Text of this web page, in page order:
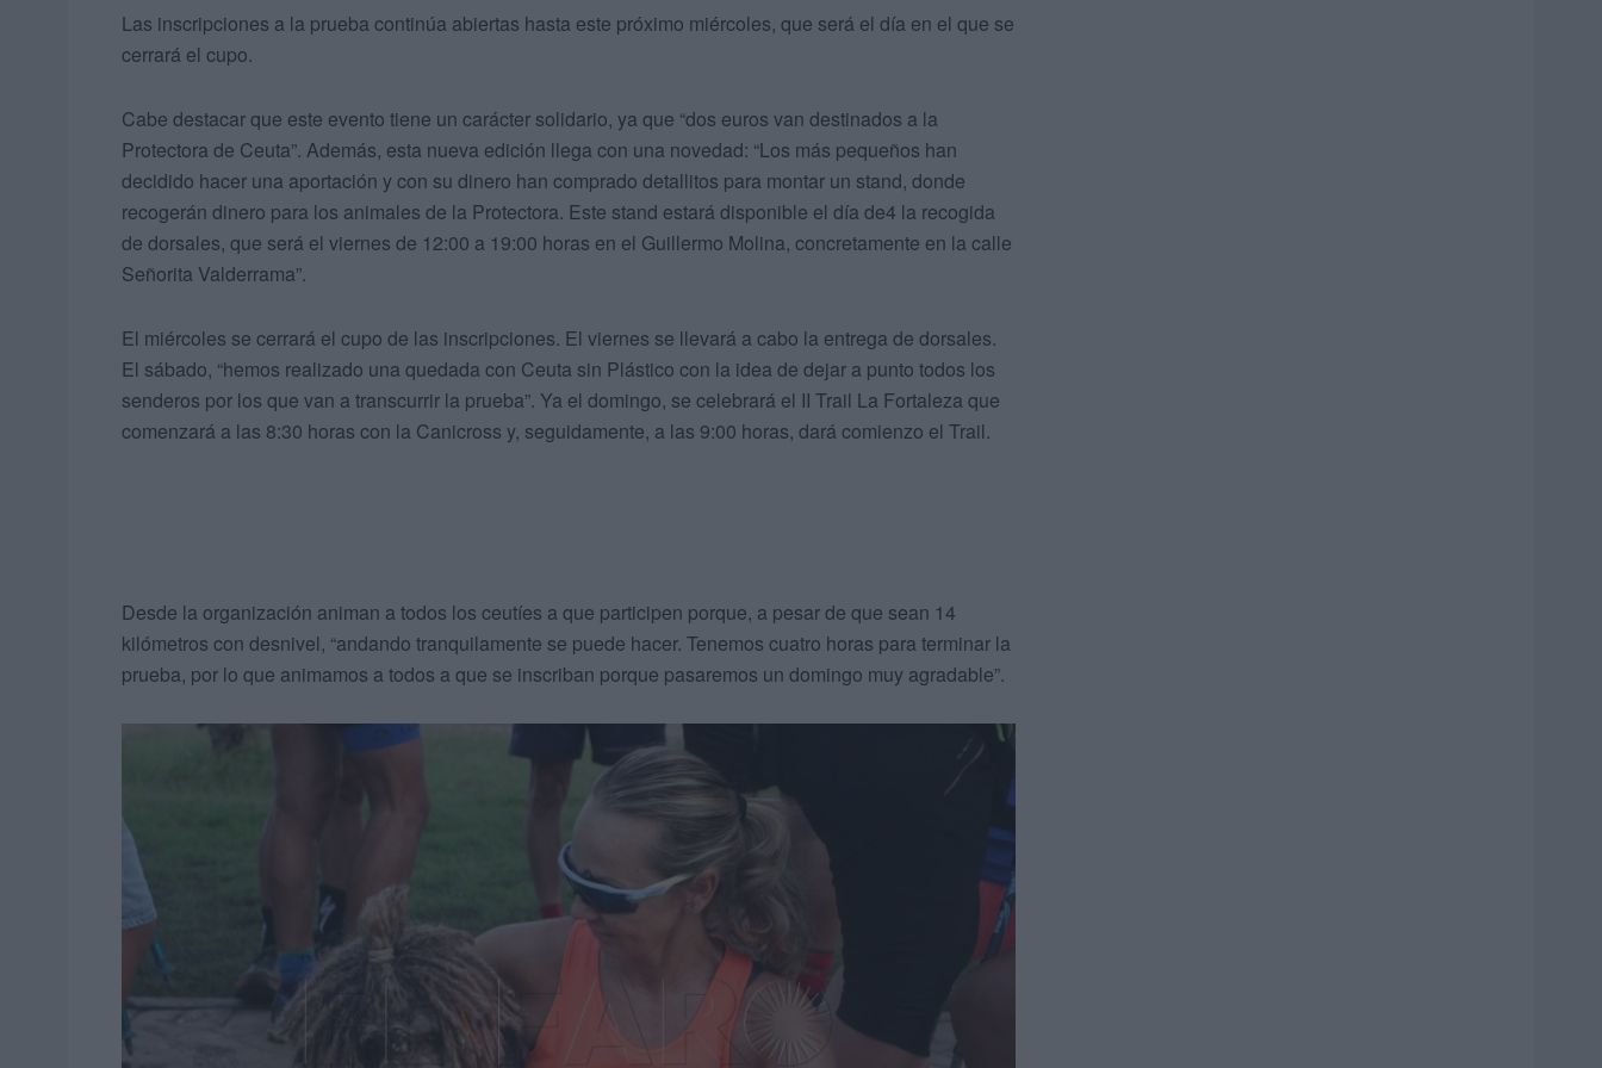
Las inscripciones a la prueba continúa abiertas hasta este próximo miércoles, que será el día en el que se
cerrará el cupo.
Cabe destacar que este evento tiene un carácter solidario, ya que “dos euros van destinados a la
Protectora de Ceuta”. Además, esta nueva edición llega con una novedad: “Los más pequeños han
decidido hacer una aportación y con su dinero han comprado detallitos para montar un stand, donde
recogerán dinero para los animales de la Protectora. Este stand estará disponible el día de4 la recogida
de dorsales, que será el viernes de 12:00 a 19:00 horas en el Guillermo Molina, concretamente en la calle
Señorita Valderrama”.
El miércoles se cerrará el cupo de las inscripciones. El viernes se llevará a cabo la entrega de dorsales.
El sábado, “hemos realizado una quedada con Ceuta sin Plástico con la idea de dejar a punto todos los
senderos por los que van a transcurrir la prueba”. Ya el domingo, se celebrará el II Trail La Fortaleza que
comenzará a las 8:30 horas con la Canicross y, seguidamente, a las 9:00 horas, dará comienzo el Trail.
Desde la organización animan a todos los ceutíes a que participen porque, a pesar de que sean 14
kilómetros con desnivel, “andando tranquilamente se puede hacer. Tenemos cuatro horas para terminar la
prueba, por lo que animamos a todos a que se inscriban porque pasaremos un domingo muy agradable”.